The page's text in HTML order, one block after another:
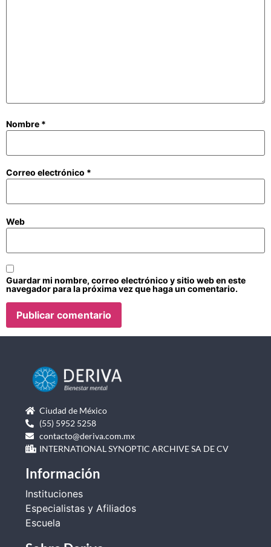
Nombre *
Correo electrónico *
Web
Guardar mi nombre, correo electrónico y sitio web en este
navegador para la próxima vez que haga un comentario.
Ciudad de México
(55) 5952 5258
contacto@deriva.com.mx
INTERNATIONAL SYNOPTIC ARCHIVE SA DE CV
Información
Instituciones
Especialistas y Afiliados
Escuela